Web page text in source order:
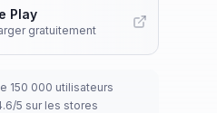
Play
gratuitement
150 000 utilisateurs
5 sur les stores